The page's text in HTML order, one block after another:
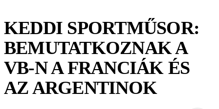
KEDDI SPORTMŰSOR:
BEMUTATKOZNAK A
VB-N A FRANCIÁK ÉS
AZ ARGENTINOK